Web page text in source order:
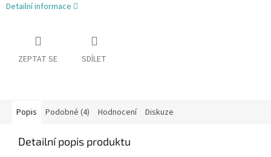
Detailní informace
ZEPTAT SE SDÍLET
Popis Podobné (4) Hodnocení Diskuze
Detailní popis produktu